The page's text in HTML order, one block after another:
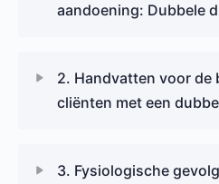
aandoening: Dubbele
2. Handvatten voor de
cliënten met een
3. Fysiologische